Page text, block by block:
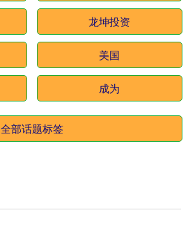
龙坤投资
美国
成为
全部话题标签